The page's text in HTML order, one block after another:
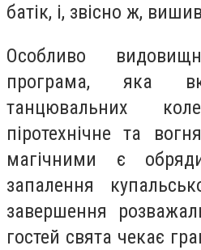
батік, і, звісно ж,
Особливо
програма, яка
танцювальних
піротехнічне та
магічними є
запалення
завершення
гостей свята чекає